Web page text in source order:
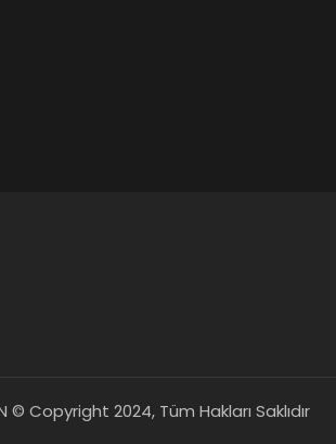
© Copyright 2024, Tüm Hakları Saklıdır